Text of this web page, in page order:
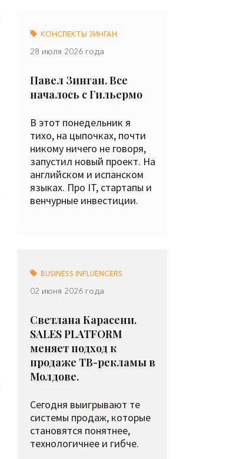
КОНСПЕКТЫ ЗИНГАН
28 июля 2026 года
Павел Зинган. Все
началось с Гильермо
В этот понедельник я
тихо, на цыпочках, почти
никому ничего не говоря,
запустил новый проект. На
английском и испанском
языках. Про IT, стартапы и
венчурные инвестиции.
BUSINESS INFLUENCERS
02 июня 2026 года
Светлана Карасени.
SALES PLATFORM
меняет подход к
продаже ТВ-рекламы в
Молдове.
Сегодня выигрывают те
системы продаж, которые
становятся понятнее,
технологичнее и гибче.